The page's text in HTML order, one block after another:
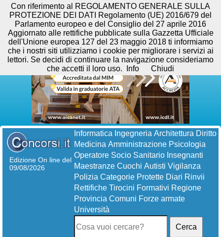
Edizione On line del
09/08/2026
Informatica Ingegneria Architettura Diritto
Medicina Amministrazione Psicologia
Operatore Socio Sanitario Insegnanti
Maestranze Cuochi Autisti Vigilanza
Polizia Categorie Protette Diari Rinvii
Rettifiche Tirocini Formativi Regione
Provincia Comuni Forze armate
Università
Cerca
Con riferimento al REGOLAMENTO GENERALE SULLA
PROTEZIONE DEI DATI Regolamento (UE) 2016/679 del
Parlamento europeo e del Consiglio del 27 aprile 2016
Aggiornato alle rettifiche pubblicate sulla Gazzetta Ufficiale
dell'Unione europea 127 del 23 maggio 2018 ti informiamo
che i nostri siti utilizziamo i cookie per migliorare i servizi ai
lettori. Se decidi di continuare la navigazione consideriamo
che accetti il loro uso.
Info Chiudi